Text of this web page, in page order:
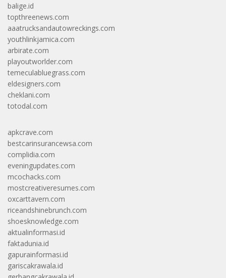
balige.id
topthreenews.com
aaatrucksandautowreckings.com
youthlinkjamica.com
arbirate.com
playoutworlder.com
temeculabluegrass.com
eldesigners.com
cheklani.com
totodal.com
apkcrave.com
bestcarinsurancewsa.com
complidia.com
eveningupdates.com
mcochacks.com
mostcreativeresumes.com
oxcarttavern.com
riceandshinebrunch.com
shoesknowledge.com
aktualinformasi.id
faktadunia.id
gapurainformasi.id
gariscakrawala.id